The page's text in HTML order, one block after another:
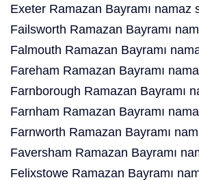
Exeter Ramazan Bayramı namaz
Failsworth Ramazan Bayramı
Falmouth Ramazan Bayramı
Fareham Ramazan Bayramı
Farnborough Ramazan Bayramı
Farnham Ramazan Bayramı
Farnworth Ramazan Bayramı
Faversham Ramazan Bayramı
Felixstowe Ramazan Bayramı